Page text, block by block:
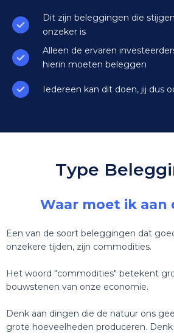
Dit zijn beleggingen die
onzeker is
Alleen de ervaren
hierin moeten beleggen
Iedereen kan dit doen, jij dus
Type
Waar moet ik aan
Een van de soort beleggingen dat
onzekere tijden, zijn commodities.
Het woord "commodities" betekent
bouwstenen van onze economie.
Denk aan dingen die de natuur ons
grote hoeveelheden produceren. Denk